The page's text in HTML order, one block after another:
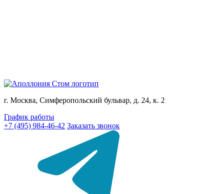
г. Москва, Симферопольский бульвар, д. 24, к. 2
График работы
+7 (495) 984-46-42 Заказать звонок